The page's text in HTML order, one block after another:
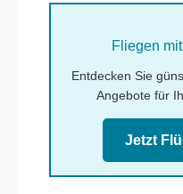
Fliegen
Entdecken Sie
Angebote für
Jetzt